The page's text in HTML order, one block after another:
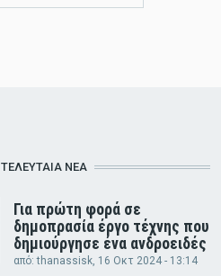
ΤΕΛΕΥΤΑΊΑ ΝΈΑ
Για πρώτη φορά σε
δημοπρασία έργο τέχνης που
δημιούργησε ένα ανδροειδές
από:thanassisk, 16 Οκτ 2024 - 13:14